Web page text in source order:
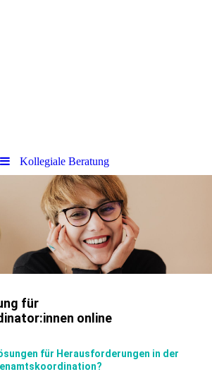
Kollegiale Beratung
für
online
für Herausforderungen in der